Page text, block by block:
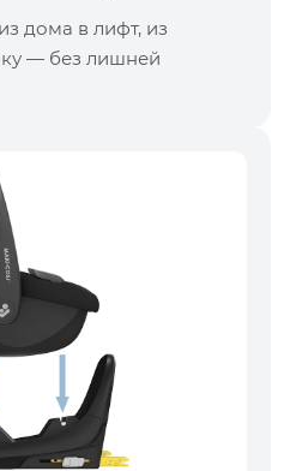
дома в лифт, из
— без лишней